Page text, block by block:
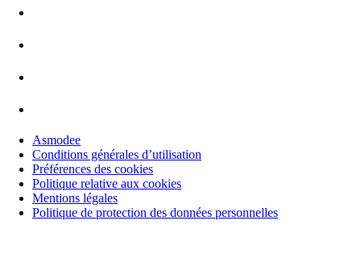
Asmodee
Conditions générales d’utilisation
Préférences des cookies
Politique relative aux cookies
Mentions légales
Politique de protection des données personnelles